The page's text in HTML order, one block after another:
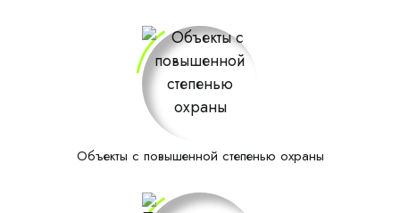
Объекты с повышенной степенью охраны